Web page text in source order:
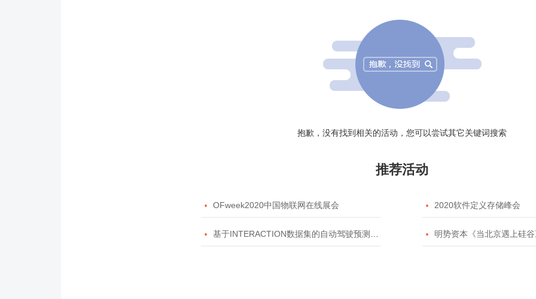
抱歉，没有找到相关的活动，您可以尝试其它关键词搜索
推荐活动
 OFweek2020中国物联网在线展会  2020软件定义存储峰会
 基于INTERACTION数据集的自动驾驶预测模型挑战赛  明势资本《当北京遇上硅谷》系列